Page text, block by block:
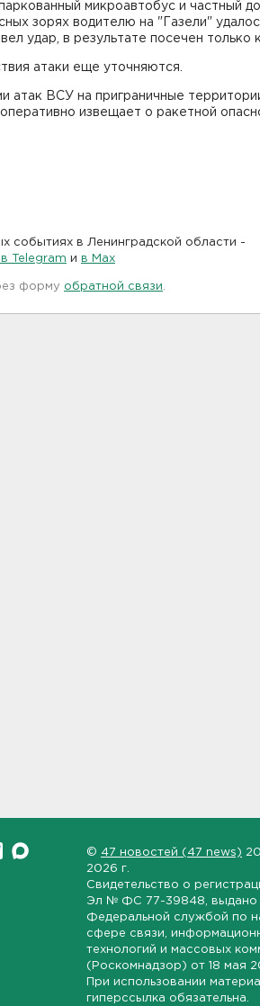
микроавтобус и частный
зорях водителю на "Газели"
удар, в результате посечен только
атаки еще уточняются.
атак ВСУ на приграничные
извещает о ракетной
событиях в Ленинградской области -
Telegram и в Maх
форму обратной связи
© 47 новостей (47 news)
2026 г.
Свидетельство о
Эл № ФС 77-39848 , выдано
Федеральной службой по
сфере связи,
технологий и массовых
(Роскомнадзор) от 18 мая
При использовании
гиперссылка обязательна.